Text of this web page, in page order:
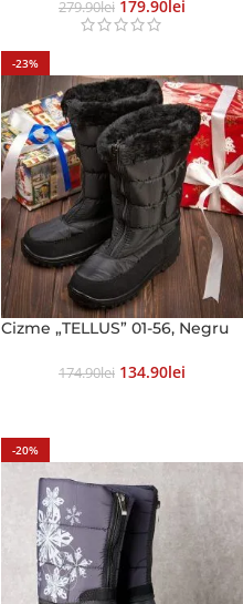
279.90Lei 179.90 Lei
-23%
Cizme „TELLUS” 01-56, Negru
174.90Lei 134.90Lei
-20%